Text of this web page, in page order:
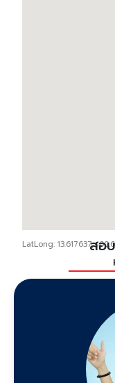
LatLong: 13.617637,สอ